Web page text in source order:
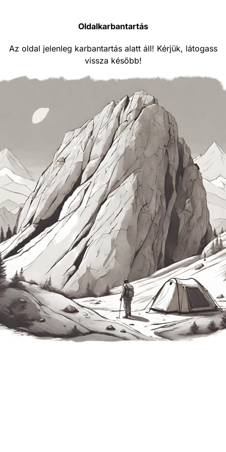
Oldalkarbantartás
Az oldal jelenleg karbantartás alatt áll! Kérjük, látogass
vissza később!